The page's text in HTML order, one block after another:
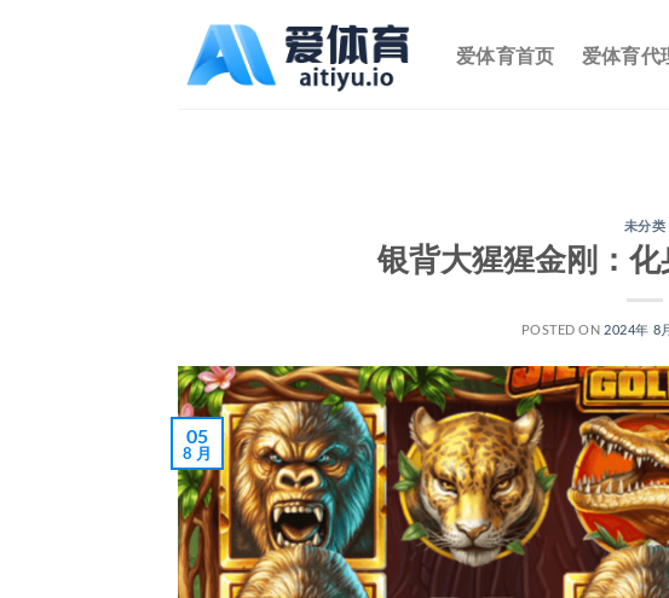
爱体育首页 爱体育代
未分类
银背大猩猩金刚：
POSTED ON 2024年 8
05
8 月